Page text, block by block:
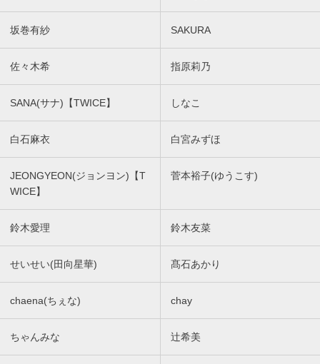
坂巻有紗 SAKURA
佐々木希 指原莉乃
SANA(サナ)【TWICE】 しなこ
白石麻衣 白宮みずほ
JEONGYEON(ジョンヨン)【T
WICE】
菅本裕子(ゆうこす)
鈴木愛理 鈴木友菜
せいせい(田向星華) 髙石あかり
chaena(ちぇな) chay
ちゃんみな 辻希美